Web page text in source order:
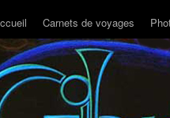
Carnets de voyages